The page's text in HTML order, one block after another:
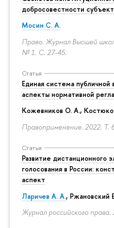
добросовестности
Мосин С. А.
Право. Журнал Высшей
№ 1. С. 27-45.
Статья
Единая система публичной
аспекты нормативной
Кожевников О. А.,
Правоприменение. 2022. Т.
Статья
Развитие дистанционного
голосования в России:
аспект
Ларичев А. А., Ржановский
Журнал российского